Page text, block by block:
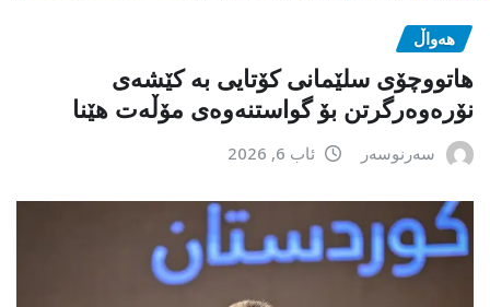
هەواڵ
هاتووچۆی سلێمانی کۆتایی بە کێشەی
نۆرەوەرگرتن بۆ گواستنەوەی مۆڵەت هێنا
سەرنوسەر ئاب 6, 2026